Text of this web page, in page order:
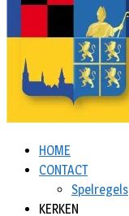
HOME
CONTACT
Spelregels
KERKEN